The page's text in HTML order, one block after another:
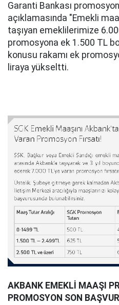
Garanti Bankası
açıklamasında "Emekli
taşıyan emeklilerimize
promosyona ek 1.500 TL
konusu rakamı ek
liraya yükseltti.
AKBANK EMEKLİ MAAŞI
PROMOSYON SON